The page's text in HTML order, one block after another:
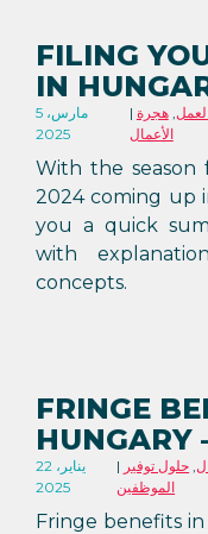
FILING
IN
5 مارس،
2025
,هجرة
الأعمال
With the
2024 coming up
you a quick
with
concepts.
FRINGE
HUNGARY
22 يناير،
2025
, حلول توفير
الموظفين
Fringe benefits